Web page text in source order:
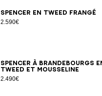
Spencer en tweed frangé
2.590€
3436 38404244
Spencer à brandebourgs
tweed et mousseline
2.490€
3436384042